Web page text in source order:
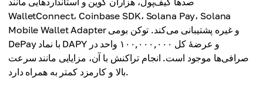
WalletConnect، Coinbase SDK، Solana Pay، Solana
Mobile Wallet Adapter و غیره پشتیبانی می‌کند. توکن بومی
DePay با نماد DAPY و عرضهٔ کل ۱۰۰,۰۰۰,۰۰۰ واحد در
صرافی‌ها موجود است. انجام تراکنش با آن، مزایایی مانند سرعت
بالا و کارمزد کمتر به همراه دارد.